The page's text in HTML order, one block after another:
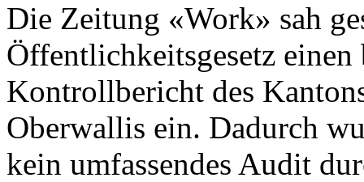
Die Zeitung «Work» sah
Öffentlichkeitsgesetz
Kontrollbericht des
Oberwallis ein. Dadurch
kein umfassendes Audit